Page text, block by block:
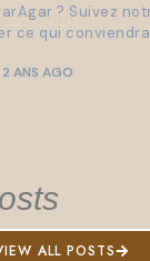
? Suivez
ce qui conviendra
2 ANS AGO
ALL POSTS